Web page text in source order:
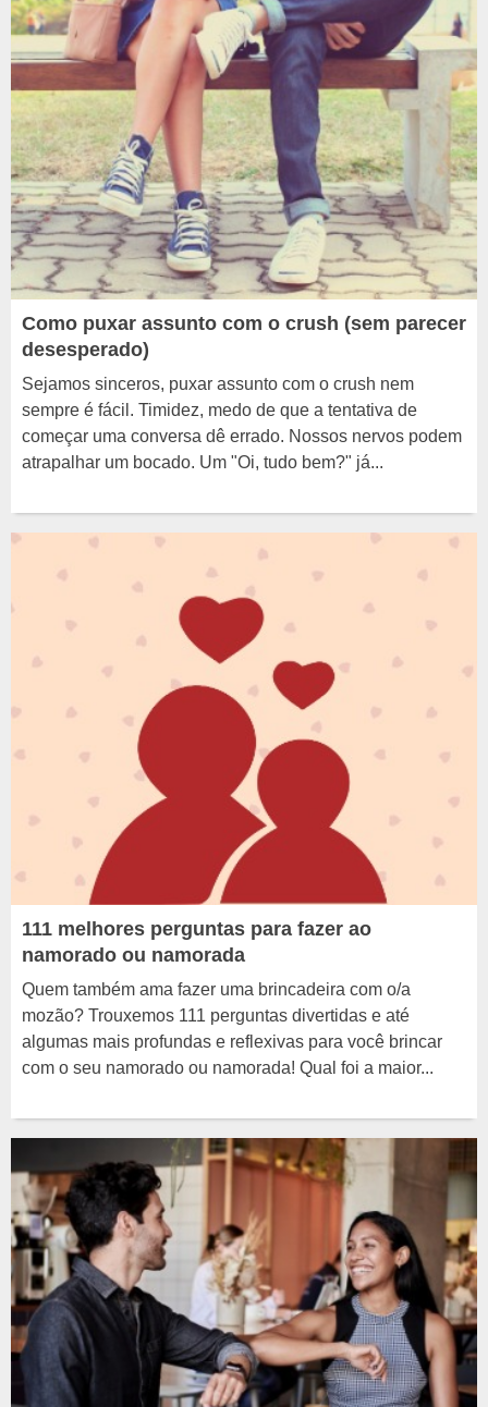
Como puxar assunto com o crush (sem parecer
desesperado)
Sejamos sinceros, puxar assunto com o crush nem
sempre é fácil. Timidez, medo de que a tentativa de
começar uma conversa dê errado. Nossos nervos podem
atrapalhar um bocado. Um "Oi, tudo bem?" já...
111 melhores perguntas para fazer ao
namorado ou namorada
Quem também ama fazer uma brincadeira com o/a
mozão? Trouxemos 111 perguntas divertidas e até
algumas mais profundas e reflexivas para você brincar
com o seu namorado ou namorada! Qual foi a maior...